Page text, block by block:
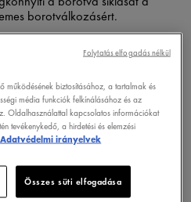
borotválkozásért.
működésének biztosításához, a tartalmak és
média funkciók felkínálásához és az
Oldalhasználattal kapcsolatos információkat
tevékenykedő, a hirdetési és elemzési
Adatvédelmi irányelvek
Összes süti elfogadása
Folytatás elfogadás nélkül